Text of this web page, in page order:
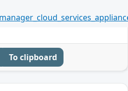
To clipboard